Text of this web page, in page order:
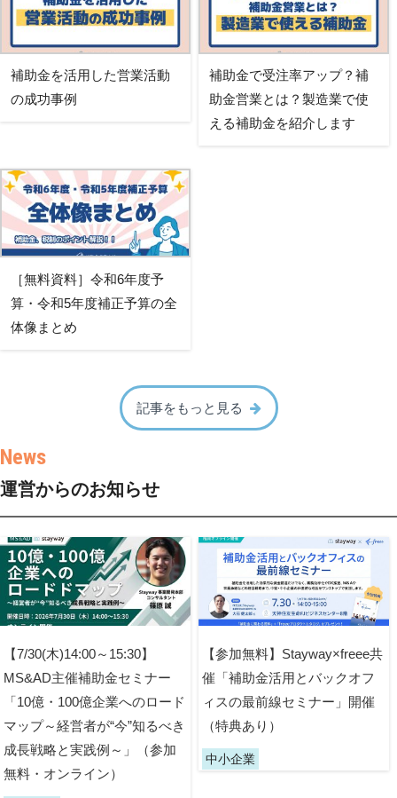
補助金を活用した営業活動
の成功事例
補助金で受注率アップ？補
助金営業とは？製造業で使
える補助金を紹介します
［無料資料］令和6年度予
算・令和5年度補正予算の全
体像まとめ
記事をもっと見る
運営からのお知らせ
【7/30(木)14:00～15:30】
MS&AD主催補助金セミナー
「10億・100億企業へのロード
マップ～経営者が“今”知るべき
成長戦略と実践例～」（参加
無料・オンライン）
【参加無料】Stayway×freee共
催「補助金活用とバックオフ
ィスの最前線セミナー」開催
（特典あり）
中小企業